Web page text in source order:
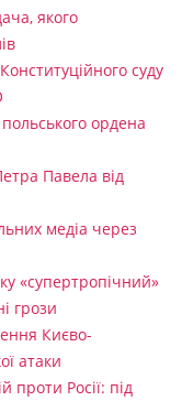
якого
суду
ордена
Павела від
медіа через
«супертропічний»
грози
Києво-
атаки
проти Росії: під